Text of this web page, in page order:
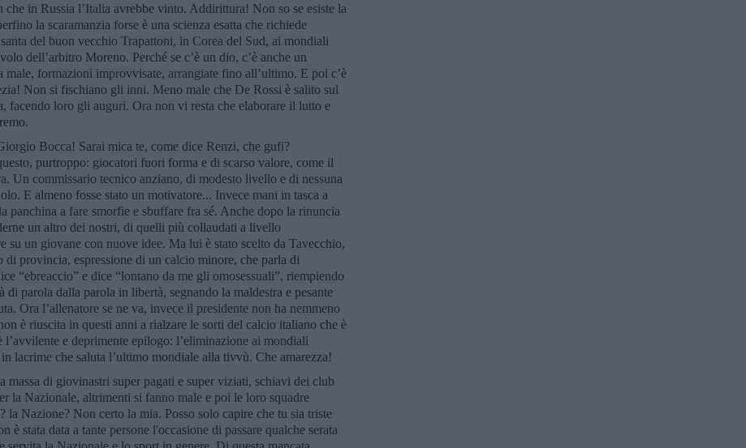
che in Russia l’Italia avrebbe vinto. Addirittura! Non so se esiste la
la scaramanzia forse è una scienza esatta che richiede
del buon vecchio Trapattoni, in Corea del Sud, ai mondiali
dell’arbitro Moreno. Perché se c’è un dio, c’è anche un
male, formazioni improvvisate, arrangiate fino all’ultimo. E poi c’è
Non si fischiano gli inni. Meno male che De Rossi è salito sul
facendo loro gli auguri. Ora non vi resta che elaborare il lutto e
Bocca! Sarai mica te, come dice Renzi, che gufi?
purtroppo: giocatori fuori forma e di scarso valore, come il
Un commissario tecnico anziano, di modesto livello e di nessuna
E almeno fosse stato un motivatore... Invece mani in tasca a
panchina a fare smorfie e sbuffare fra sé. Anche dopo la rinuncia
un altro dei nostri, di quelli più collaudati a livello
su un giovane con nuove idee. Ma lui è stato scelto da Tavecchio,
di provincia, espressione di un calcio minore, che parla di
“ebreaccio” e dice “lontano da me gli omosessuali”, riempiendo
di parola dalla parola in libertà, segnando la maldestra e pesante
Ora l’allenatore se ne va, invece il presidente non ha nemmeno
è riuscita in questi anni a rialzare le sorti del calcio italiano che è
e deprimente epilogo: l’eliminazione ai mondiali
lacrime che saluta l’ultimo mondiale alla tivvù. Che amarezza!
massa di giovinastri super pagati e super viziati, schiavi dei club
la Nazionale, altrimenti si fanno male e poi le loro squadre
la Nazione? Non certo la mia. Posso solo capire che tu sia triste
è stata data a tante persone l'occasione di passare qualche serata